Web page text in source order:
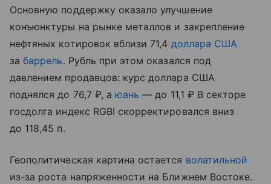
Основную поддержку оказало улучшение
конъюнктуры на рынке металлов и закрепление
нефтяных котировок вблизи 71,4 доллара США
забаррель. Рубль при этом оказался под
давлением продавцов: курс доллара США
поднялся до 76,7 ₽, аюань — до 11,1 ₽ В секторе
госдолга индекс RGBI скорректировался вниз
до 118,45 п.
Геополитическая картина остается волатильной
из-за роста напряженности на Ближнем Востоке.